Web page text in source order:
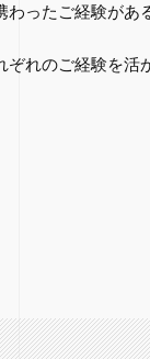
わったご経験があ
ぞれのご経験を活